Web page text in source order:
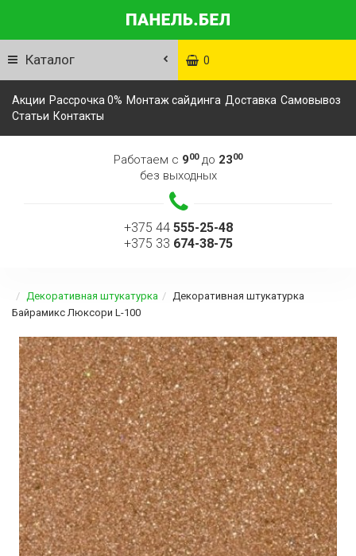
Каталог 0
Акции Рассрочка 0% Монтаж сайдинга Доставка Самовывоз
Статьи Контакты
Работаем с 900до 2300
без выходных
+375 44 555-25-48
+375 33 674-38-75
Декоративная штукатурка
Декоративная штукатурка
Байрамикс Люксори L-100